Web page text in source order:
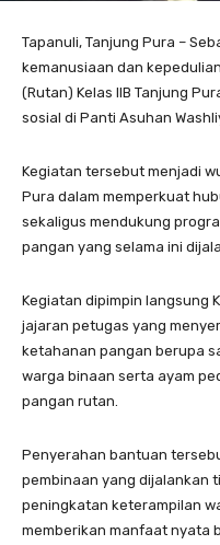
Tapanuli, Tanjung Pura –
kemanusiaan dan
(Rutan) Kelas IIB Tanjung
sosial di Panti Asuhan
Kegiatan tersebut menjadi
Pura dalam memperkuat
sekaligus mendukung
pangan yang selama ini
Kegiatan dipimpin langsung
jajaran petugas yang
ketahanan pangan berupa
warga binaan serta ayam
pangan rutan.
Penyerahan bantuan
pembinaan yang dijalankan
peningkatan keterampilan
memberikan manfaat nyata